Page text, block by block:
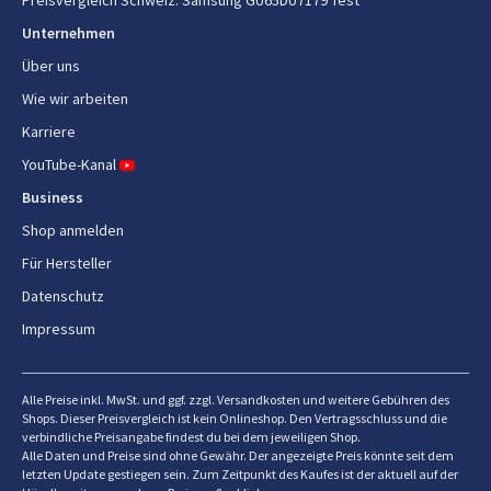
Bluetooth
Ethernet/LAN
Webbrowser
Leistungen
Unterstützung
Dynamikbereich (HDR)
Range 10+ (HDR10 Plus),
Hybrid Log-Gamma (HLG)
Spiel-Modus Ja
Verbesserung des Videotexts
Unternehmen
Über uns
Wie wir arbeiten
Karriere
YouTube-Kanal
Business
Shop anmelden
Für Hersteller
Datenschutz
Impressum
Alle Preise inkl. MwSt. und ggf. zzgl. Versandkosten und weitere Gebühren des
Shops. Dieser Preisvergleich ist kein Onlineshop. Den Vertragsschluss und die
verbindliche Preisangabe findest du bei dem jeweiligen Shop.
Alle Daten und Preise sind ohne Gewähr. Der angezeigte Preis könnte seit dem
letzten Update gestiegen sein. Zum Zeitpunkt des Kaufes ist der aktuell auf der